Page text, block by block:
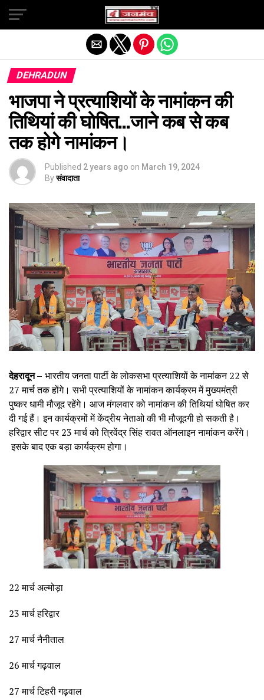
DEHRADUN
भाजपा ने प्रत्याशियों के नामांकन की
तिथियां की घोषित…जाने कब से कब
तक होगे नामांकन।
Published 2 years ago on March 19, 2024
Byसंवादाता
देहरादून – भारतीय जनता पार्टी के लोकसभा प्रत्याशियों के नामांकन 22 से
27 मार्च तक होंगे। सभी प्रत्याशियों के नामांकन कार्यक्रम में मुख्यमंत्री
पुष्कर धामी मौजूद रहेंगे। आज मंगलवार को नामांकन की तिथियां घोषित कर
दी गई हैं। इन कार्यक्रमों में केंद्रीय नेताओ की भी मौजूदगी हो सकती है।
हरिद्वार सीट पर 23 मार्च को त्रिवेंद्र सिंह रावत ऑनलाइन नामांकन करेंगे।
इसके बाद एक बड़ा कार्यक्रम होगा।
22 मार्च अल्मोड़ा
23 मार्च हरिद्वार
27 मार्च नैनीताल
26 मार्च गढ़वाल
27 मार्च टिहरी गढ़वाल
Exit mobile version